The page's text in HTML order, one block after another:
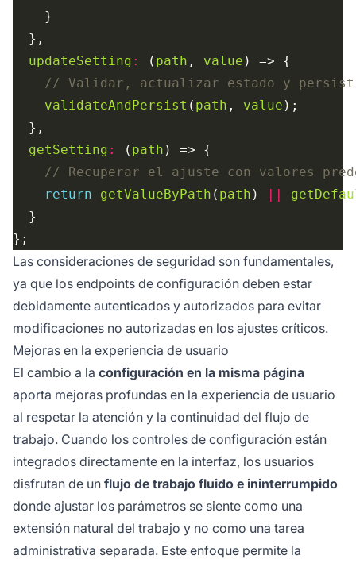
updateSetting : ( path , value
validateAndPersist ( path , value
getSetting : ( path
return getValueByPath ( path ) ||
Las consideraciones de seguridad son fundamentales,
ya que los endpoints de configuración deben estar
debidamente autenticados y autorizados para evitar
modificaciones no autorizadas en los ajustes críticos.
Mejoras en la experiencia de usuario
El cambio a la configuración en la misma página
aporta mejoras profundas en la experiencia de usuario
al respetar la atención y la continuidad del flujo de
trabajo. Cuando los controles de configuración están
integrados directamente en la interfaz, los usuarios
disfrutan de un flujo de trabajo fluido e ininterrumpido
donde ajustar los parámetros se siente como una
extensión natural del trabajo y no como una tarea
administrativa separada. Este enfoque permite la